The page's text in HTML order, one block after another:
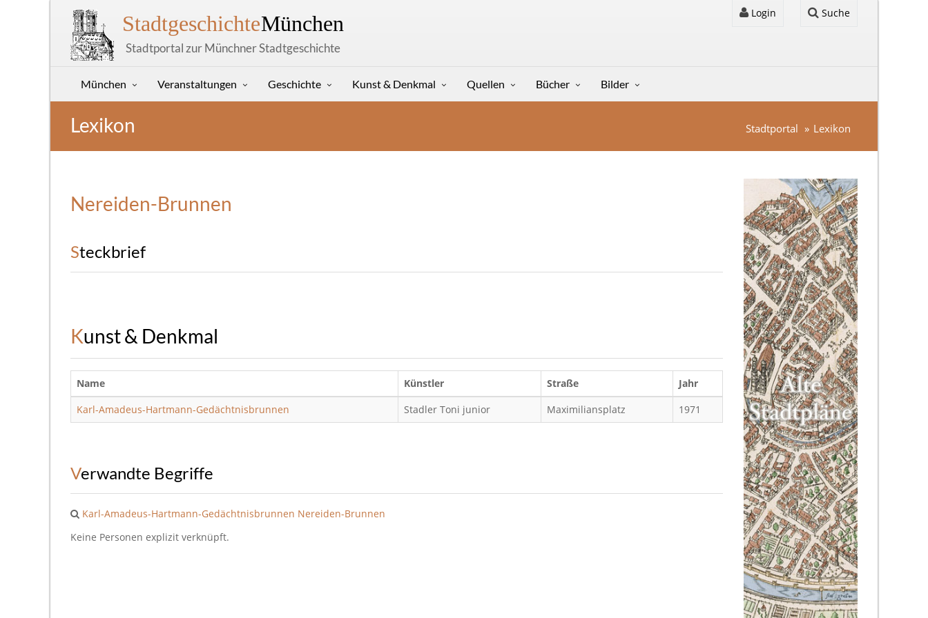
StadtgeschichteMünchen
Stadtportal zur Münchner Stadtgeschichte
Login Suche
München Veranstaltungen Geschichte Kunst & Denkmal Quellen Bücher Bilder
Lexikon Stadtportal Lexikon
Nereiden-Brunnen
Steckbrief
Kunst & Denkmal
Name Künstler Straße
Jahr
Karl-Amadeus-Hartmann-Gedächtnisbrunnen
Stadler Toni junior Maximiliansplatz 1971
Verwandte Begriffe
Karl-Amadeus-Hartmann-Gedächtnisbrunnen Nereiden-Brunnen
Keine Personen explizit verknüpft.